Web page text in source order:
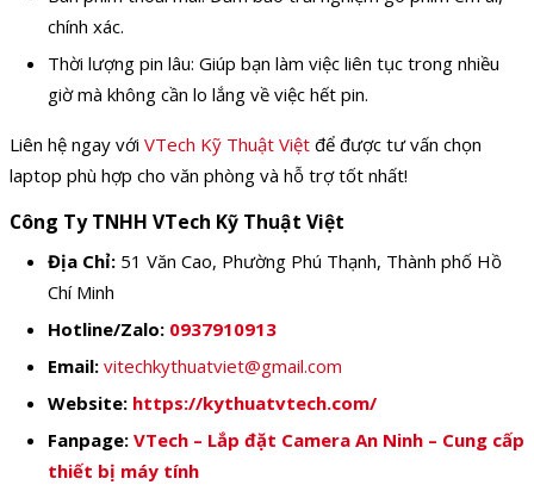
chính xác.
Thời lượng pin lâu: Giúp bạn làm việc liên tục trong nhiều
giờ mà không cần lo lắng về việc hết pin.
Liên hệ ngay với VTech Kỹ Thuật Việt để được tư vấn chọn
laptop phù hợp cho văn phòng và hỗ trợ tốt nhất!
Công Ty TNHH VTech Kỹ Thuật Việt
Địa Chỉ: 51 Văn Cao, Phường Phú Thạnh, Thành phố Hồ
Chí Minh
Hotline/Zalo: 0937910913
Email: vitechkythuatviet@gmail.com
Website: https://kythuatvtech.com/
Fanpage: VTech – Lắp đặt Camera An Ninh – Cung cấp
thiết bị máy tính